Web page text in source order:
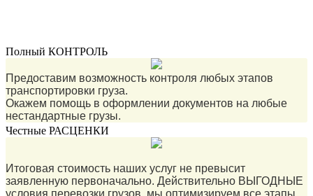
Полный КОНТРОЛЬ
Предоставим возможность контроля любых этапов
транспортировки груза.
Окажем помощь в оформлении документов на любые
нестандартные грузы.
Честные РАСЦЕНКИ
Итоговая стоимость наших услуг не превысит
заявленную первоначально. Действительно ВЫГОДНЫЕ